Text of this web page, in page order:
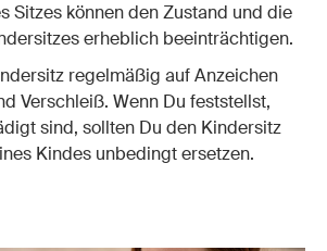
Sitzes können den Zustand und die
erheblich beeinträchtigen.
regelmäßig auf Anzeichen
Verschleiß. Wenn Du feststellst,
sind, sollten Du den Kindersitz
Kindes unbedingt ersetzen.